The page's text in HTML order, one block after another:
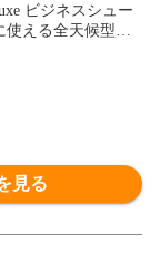
ビジネスシュー
使える全天候型ビ
TU8002 TU8003 T
テクシーリ
ックス ゆったり
見る